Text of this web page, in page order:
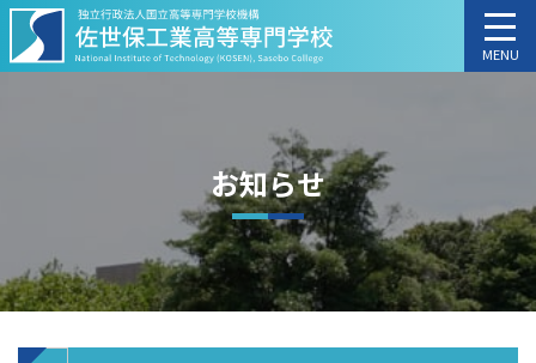
MENU
お知らせ